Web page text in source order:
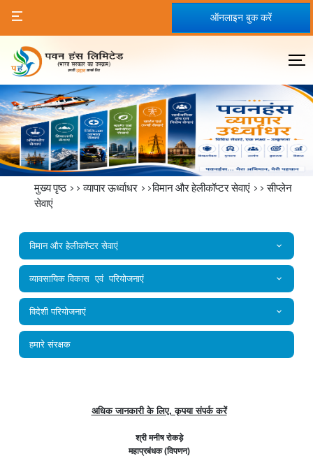
ऑनलाइन बुक करें
मुख्य पृष्ठ >>व्यापार ऊर्ध्वाधर >>विमान और हेलीकॉप्टर सेवाएं >>सीप्‍लेन
सेवाएं
विमान और हेलीकॉप्टर सेवाएं
व्यावसायिक विकास एवं परियोजनाएं
विदेशी परियोजनाएं
हमारे संरक्षक
अधिक जानकारी के लिए, कृपया संपर्क करें
श्री मनीष रोकड़े
महाप्रबंधक (विपणन)